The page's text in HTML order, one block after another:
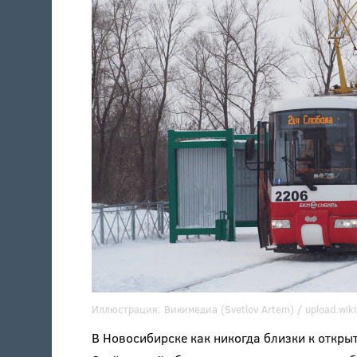
Иллюстрация: Викимедиа (Svetlov Artem) /
В Новосибирске как никогда близки к